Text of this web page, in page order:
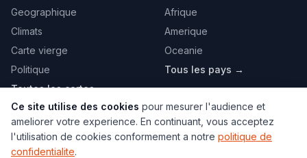
Geographique
Climats
Carte vierge
Politique
Toutes les cartes →
Afrique
Amerique
Oceanie
Tous les pays →
VILLES
Paris
JEUX
Ce site utilise des cookies pour mesurer l'audience et
ameliorer votre experience. En continuant, vous acceptez
l'utilisation de cookies conformement a notre politique de
confidentialite.